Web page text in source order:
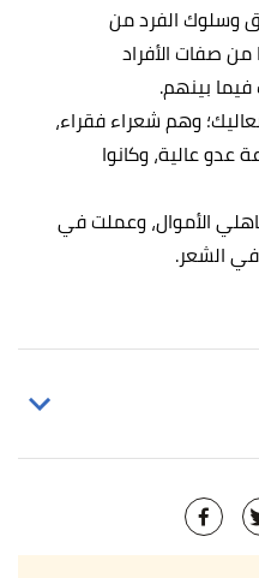
وسلوك الفرد من
من صفات الأفراد
بينهم.
وهم شعراء فقراء،
عالية، وكانوا
الأموال، وعملت في
في الشعر.
"الفكر